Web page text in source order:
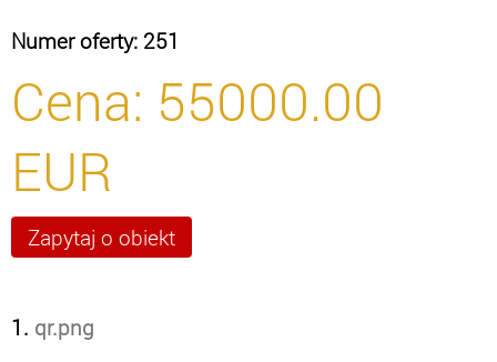
Numer oferty: 251
Cena: 55000.00
EUR
1. qr.png